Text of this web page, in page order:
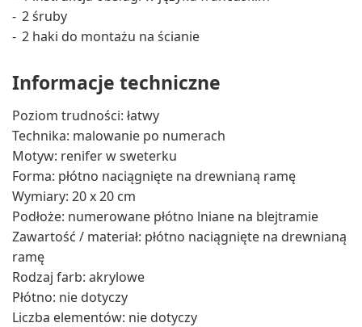
2 śruby
2 haki do montażu na ścianie
Informacje techniczne
Poziom trudności: łatwy
Technika: malowanie po numerach
Motyw: renifer w sweterku
Forma: płótno naciągnięte na drewnianą ramę
Wymiary: 20 x 20 cm
Podłoże: numerowane płótno lniane na blejtramie
Zawartość / materiał: płótno naciągnięte na drewnianą
ramę
Rodzaj farb: akrylowe
Płótno: nie dotyczy
Liczba elementów: nie dotyczy